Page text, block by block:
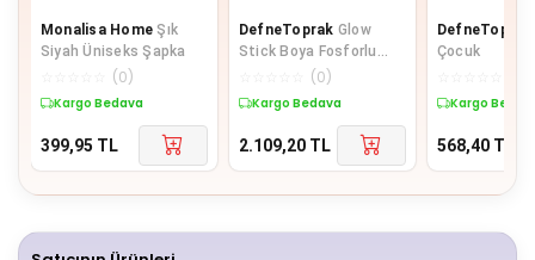
Monalisa Home Şık
Siyah Üniseks Şapka
(0)
Kargo Bedava
399,95 TL
DefneToprak Glow
Stick Boya Fosforlu
Krem Boya 12 Adet
(0)
Kargo Bedava
2.109,20 TL
DefneToprak
Çocuk
Kargo
568,40 TL